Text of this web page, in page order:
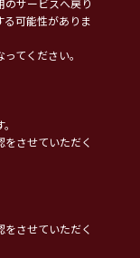
サービスへ戻り
る可能性がありま
てください。
させていただく
させていただく